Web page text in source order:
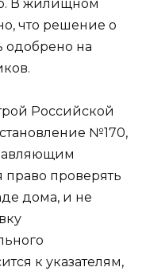
В жилищном
что решение о
одобрено на
Российской
№170,
право проверять
дома, и не
к указателям,